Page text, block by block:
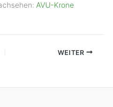
AVU-Krone
WEITER